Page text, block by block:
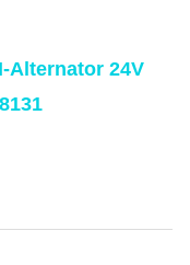
Alternator 24V